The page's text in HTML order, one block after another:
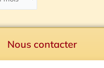
Nous contacter